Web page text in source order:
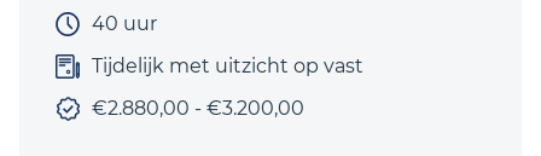
40 uur
Tijdelijk met uitzicht op vast
€2.880,00 - €3.200,00